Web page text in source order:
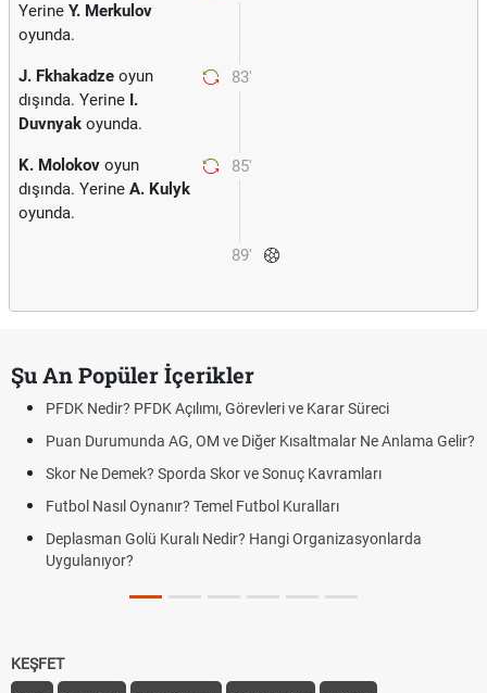
Yerine Y. Merkulov
oyunda.
83'
J. Fkhakadze oyun
dışında. Yerine I.
Duvnyak oyunda.
85'
K. Molokov oyun
dışında. Yerine A. Kulyk
oyunda.
89'
Şu An Popüler İçerikler
PFDK Nedir? PFDK Açılımı, Görevleri ve Karar Süreci
Puan Durumunda AG, OM ve Diğer Kısaltmalar Ne Anlama Gelir?
Skor Ne Demek? Sporda Skor ve Sonuç Kavramları
Futbol Nasıl Oynanır? Temel Futbol Kuralları
Deplasman Golü Kuralı Nedir? Hangi Organizasyonlarda
Uygulanıyor?
KEŞFET